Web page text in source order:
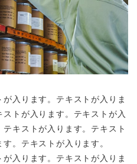
入ります。テキストが入りま
トが入ります。テキストが入
キストが入ります。テキスト
。テキストが入ります。
入ります。テキストが入りま